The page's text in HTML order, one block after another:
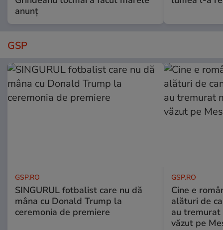
anunț
GSP
GSP.RO
SINGURUL fotbalist care nu dă
mâna cu Donald Trump la
ceremonia de premiere
GSP.RO
Cine e
alături de
au
văzut pe